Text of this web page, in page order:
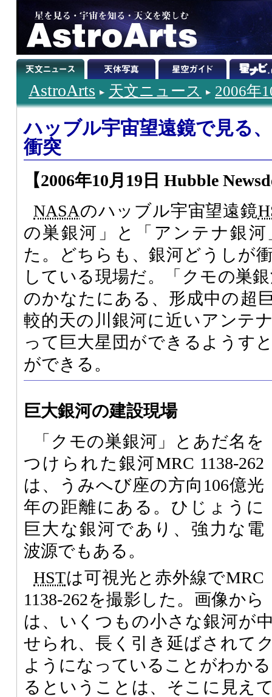
AstroArts 天文ニュース 2006年
ハッブル宇宙望遠鏡で見る
衝突
【2006年10月19日 Hubble
NASAのハッブル宇宙望遠鏡
の巣銀河」と「アンテナ銀
た。どちらも、銀河どうしが
している現場だ。「クモの巣
のかなたにある、形成中の超
較的天の川銀河に近いアンテ
って巨大星団ができるようす
ができる。
巨大銀河の建設現場
「クモの巣銀河」とあだ名を
つけられた銀河MRC 1138-262
は、うみへび座の方向106億光
年の距離にある。ひじょうに
巨大な銀河であり、強力な電
波源でもある。
HSTは可視光と赤外線でMRC
1138-262を撮影した。画像から
は、いくつもの小さな銀河が
せられ、長く引き延ばされて
ようになっていることがわか
るということは、そこに見え